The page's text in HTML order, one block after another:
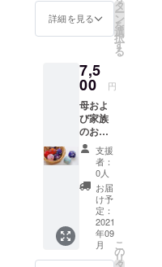
写真を3
枚お送
りいた
す。
詳細を見る
タ
ー
ン
を
選
択
す
る
7,5
00 円
母およ
び家族
のお礼
の気持
ちを直
筆のお
手紙に
てお伝
えさせ
ていた
だきま
す。 数
珠玉の
支援
者：
0人
お届
け予
定：
2021
年09
月
こ
の
リ